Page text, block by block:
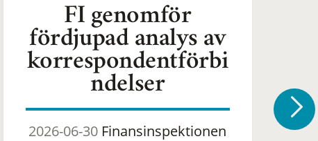
FI genomför
fördjupad analys av
korrespondentförbi
ndelser
2026-06-30 Finansinspektionen